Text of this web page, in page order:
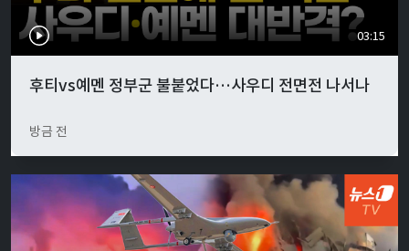
03:15
후티vs예멘 정부군 불붙었다…사우디 전면전 나서나
방금 전